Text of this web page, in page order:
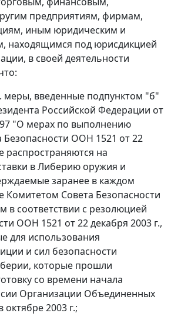
предприятиям, фирмам,
иным юридическим и
находящимся под юрисдикцией
в своей деятельности
меры, введенные подпунктом "б"
Российской Федерации от
"О мерах по выполнению
ООН 1521 от 22
распространяются на
в Либерию оружия и
заранее в каждом
Комитетом Совета Безопасности
соответствии с резолюцией
ООН 1521 от 22 декабря 2003 г.,
для использования
и сил безопасности
которые прошли
со времени начала
Организации Объединенных
2003 г.;